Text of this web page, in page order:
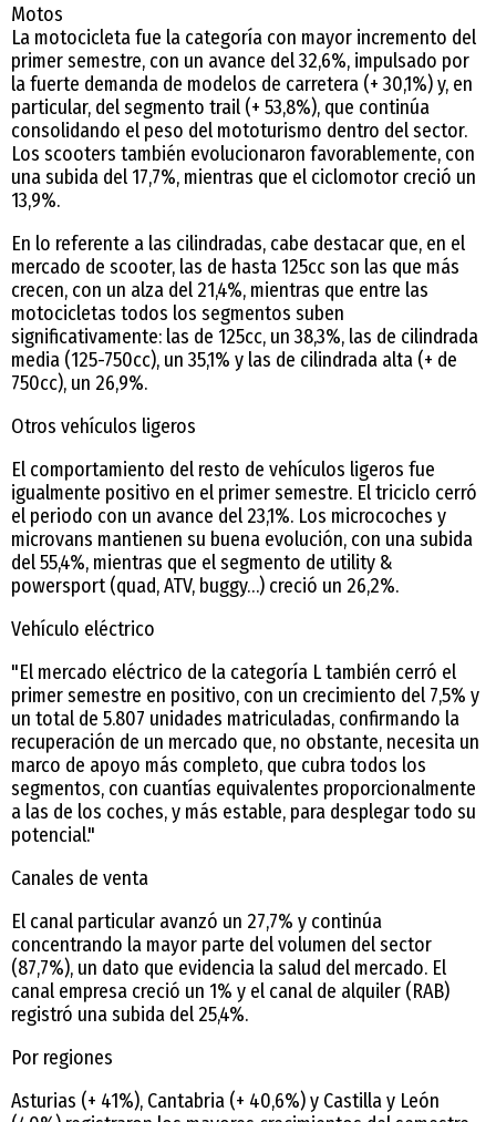
Motos
La motocicleta fue la categoría con mayor incremento del
primer semestre, con un avance del 32,6%, impulsado por
la fuerte demanda de modelos de carretera (+ 30,1%) y, en
particular, del segmento trail (+ 53,8%), que continúa
consolidando el peso del mototurismo dentro del sector.
Los scooters también evolucionaron favorablemente, con
una subida del 17,7%, mientras que el ciclomotor creció un
13,9%.
En lo referente a las cilindradas, cabe destacar que, en el
mercado de scooter, las de hasta 125cc son las que más
crecen, con un alza del 21,4%, mientras que entre las
motocicletas todos los segmentos suben
significativamente: las de 125cc, un 38,3%, las de cilindrada
media (125-750cc), un 35,1% y las de cilindrada alta (+ de
750cc), un 26,9%.
Otros vehículos ligeros
El comportamiento del resto de vehículos ligeros fue
igualmente positivo en el primer semestre. El triciclo cerró
el periodo con un avance del 23,1%. Los microcoches y
microvans mantienen su buena evolución, con una subida
del 55,4%, mientras que el segmento de utility &
powersport (quad, ATV, buggy…) creció un 26,2%.
Vehículo eléctrico
"El mercado eléctrico de la categoría L también cerró el
primer semestre en positivo, con un crecimiento del 7,5% y
un total de 5.807 unidades matriculadas, confirmando la
recuperación de un mercado que, no obstante, necesita un
marco de apoyo más completo, que cubra todos los
segmentos, con cuantías equivalentes proporcionalmente
a las de los coches, y más estable, para desplegar todo su
potencial."
Canales de venta
El canal particular avanzó un 27,7% y continúa
concentrando la mayor parte del volumen del sector
(87,7%), un dato que evidencia la salud del mercado. El
canal empresa creció un 1% y el canal de alquiler (RAB)
registró una subida del 25,4%.
Por regiones
Asturias (+ 41%), Cantabria (+ 40,6%) y Castilla y León